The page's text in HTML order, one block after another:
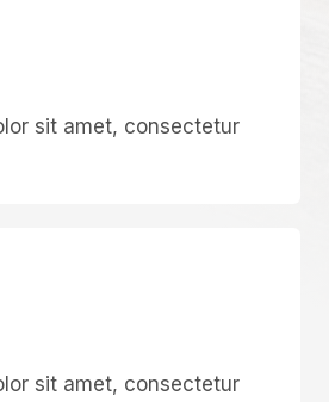
sit amet, consectetur
sit amet, consectetur